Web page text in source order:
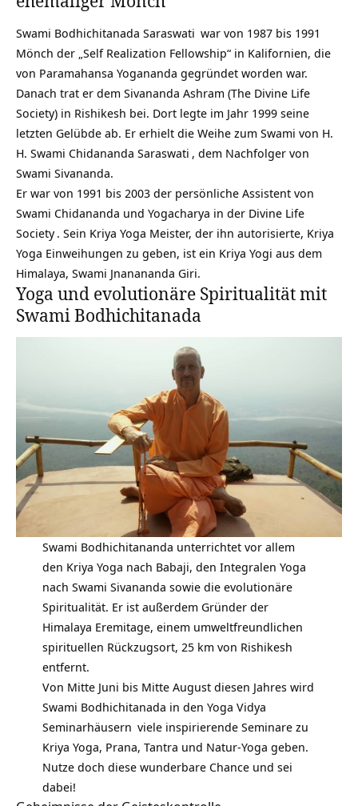
Swami Bodhichitanada Saraswati war von 1987 bis 1991
Mönch der „Self Realization Fellowship“ in Kalifornien, die
von Paramahansa Yogananda gegründet worden war.
Danach trat er dem Sivananda Ashram (The Divine Life
Society) in Rishikesh bei. Dort legte im Jahr 1999 seine
letzten Gelübde ab. Er erhielt die Weihe zum Swami von H.
H. Swami Chidananda Saraswati , dem Nachfolger von
Swami Sivananda.
Er war von 1991 bis 2003 der persönliche Assistent von
Swami Chidananda und Yogacharya in der Divine Life
Society . Sein Kriya Yoga Meister, der ihn autorisierte, Kriya
Yoga Einweihungen zu geben, ist ein Kriya Yogi aus dem
Himalaya, Swami Jnanananda Giri.
Yoga und evolutionäre Spiritualität mit
Swami Bodhichitanada
Swami Bodhichitananda unterrichtet vor allem
den Kriya Yoga nach Babaji, den Integralen Yoga
nach Swami Sivananda sowie die evolutionäre
Spiritualität. Er ist außerdem Gründer der
Himalaya Eremitage, einem umweltfreundlichen
spirituellen Rückzugsort, 25 km von Rishikesh
entfernt.
Von Mitte Juni bis Mitte August diesen Jahres wird
Swami Bodhichitanada in den Yoga Vidya
Seminarhäusern viele inspirierende Seminare zu
Kriya Yoga, Prana, Tantra und Natur-Yoga geben.
Nutze doch diese wunderbare Chance und sei
dabei!